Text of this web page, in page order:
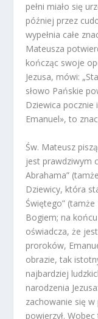
pełni miało się
później przez
wypełnia całe
Mateusza
kończąc swoje
Jezusa, mówi:
słowo Pańskie
Dziewica
Emanuel», to
Św. Mateusz
jest prawdziwym
Abrahama”
Dziewicy, która
Świętego”
Bogiem; na
oświadcza, że
proroków,
obrazie, tak
najbardziej
narodzenia
zachowanie się
powierzył.